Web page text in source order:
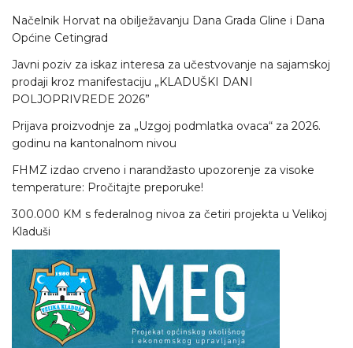
Načelnik Horvat na obilježavanju Dana Grada Gline i Dana
Općine Cetingrad
Javni poziv za iskaz interesa za učestvovanje na sajamskoj
prodaji kroz manifestaciju „KLADUŠKI DANI
POLJOPRIVREDE 2026”
Prijava proizvodnje za „Uzgoj podmlatka ovaca“ za 2026.
godinu na kantonalnom nivou
FHMZ izdao crveno i narandžasto upozorenje za visoke
temperature: Pročitajte preporuke!
300.000 KM s federalnog nivoa za četiri projekta u Velikoj
Kladuši